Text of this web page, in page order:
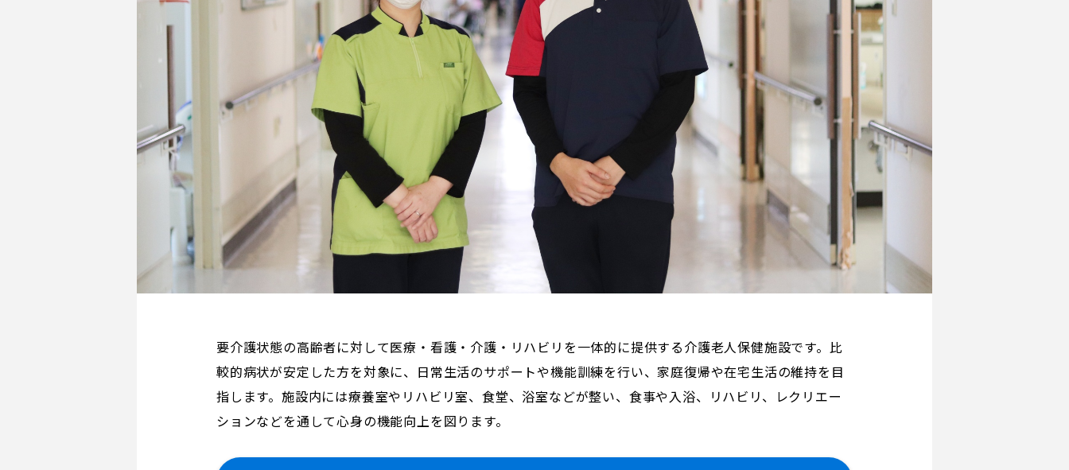
要介護状態の高齢者に対して医療・看護・介護・リハビリを一体的に提供する介護老人保健施設です。比
較的病状が安定した方を対象に、日常生活のサポートや機能訓練を行い、家庭復帰や在宅生活の維持を目
指します。施設内には療養室やリハビリ室、食堂、浴室などが整い、食事や入浴、リハビリ、レクリエー
ションなどを通して心身の機能向上を図ります。